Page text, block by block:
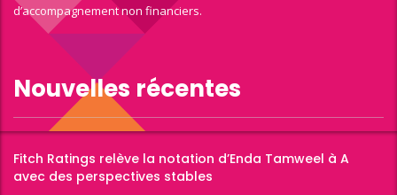
d’accompagnement non financiers.
Nouvelles récentes
Fitch Ratings relève la notation d’Enda Tamweel à A
avec des perspectives stables